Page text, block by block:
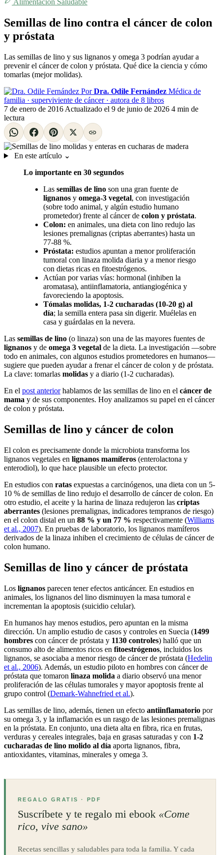
Alimentación Saludable
Semillas de lino contra el cáncer de colon
y próstata
Las semillas de lino y sus lignanos y omega 3 podrían ayudar a
prevenir el cáncer de colon y próstata. Qué dice la ciencia y cómo
tomarlas (mejor molidas).
Por Dra. Odile Fernández Médica de
familia · superviviente de cáncer · autora de 8 libros
7 de enero de 2016 Actualizado el 9 de junio de 2026 4 min de
lectura
En este artículo ⌄
Lo importante en 30 segundos
Las semillas de lino son una gran fuente de
lignanos y omega-3 vegetal, con investigación
(sobre todo animal, y algún estudio humano
prometedor) frente al cáncer de colon y próstata.
Colon: en animales, una dieta con lino redujo las
lesiones premalignas (criptas aberrantes) hasta un
77-88 %.
Próstata: estudios apuntan a menor proliferación
tumoral con linaza molida diaria y a menor riesgo
con dietas ricas en fitoestrógenos.
Actúan por varias vías: hormonal (inhiben la
aromatasa), antiinflamatoria, antiangiogénica y
favoreciendo la apoptosis.
Tómalas molidas, 1-2 cucharadas (10-20 g) al
día; la semilla entera pasa sin digerir. Muélelas en
casa y guárdalas en la nevera.
Las semillas de lino (o linaza) son una de las mayores fuentes de
lignanos y de omega 3 vegetal de la dieta. La investigación —sobre
todo en animales, con algunos estudios prometedores en humanos—
sugiere que pueden ayudar a frenar el cáncer de colon y de próstata.
La clave: tomarlas molidas y a diario (1-2 cucharadas).
En el post anteriorhablamos de las semillas de lino en el cáncer de
mama y de sus componentes. Hoy analizamos su papel en el cáncer
de colon y próstata.
Semillas de lino y cáncer de colon
El colon es precisamente donde la microbiota transforma los
lignanos vegetales en lignanos mamíferos (enterolactona y
enterodiol), lo que hace plausible un efecto protector.
En estudios con ratas expuestas a carcinógenos, una dieta con un 5-
10 % de semillas de lino redujo el desarrollo de cáncer de colon. En
otro estudio, el aceite y la harina de linaza redujeron las criptas
aberrantes (lesiones premalignas, indicadores tempranos de riesgo)
en el colon distal en un 88 % y un 77 % respectivamente (Williams
et al., 2007). En pruebas de laboratorio, los lignanos mamíferos
derivados de la linaza inhiben el crecimiento de células de cáncer de
colon humano.
Semillas de lino y cáncer de próstata
Los lignanos parecen tener efectos anticáncer. En estudios en
animales, los lignanos del lino disminuyen la masa tumoral e
incrementan la apoptosis (suicidio celular).
En humanos hay menos estudios, pero apuntan en la misma
dirección. Un amplio estudio de casos y controles en Suecia (1499
hombres con cáncer de próstata y 1130 controles) halló que un
consumo alto de alimentos ricos en fitoestrógenos, incluidos los
lignanos, se asociaba a menor riesgo de cáncer de próstata (Hedelin
et al., 2006). Además, un estudio piloto en hombres con cáncer de
próstata que tomaron linaza molida a diario observó una menor
proliferación de las células tumorales y mayor apoptosis frente al
grupo control (Demark-Wahnefried et al.).
Las semillas de lino, además, tienen un efecto antiinflamatorio por
su omega 3, y la inflamación es un rasgo de las lesiones premalignas
en la próstata. En conjunto, una dieta alta en fibra, rica en frutas,
verduras y cereales integrales, baja en grasas saturadas y con 1-2
cucharadas de lino molido al día aporta lignanos, fibra,
antioxidantes, vitaminas, minerales y omega 3.
REGALO GRATIS · PDF
Suscríbete y te regalo mi ebook «Come
rico, vive sano»
Recetas sencillas y saludables para toda la familia. Y cada